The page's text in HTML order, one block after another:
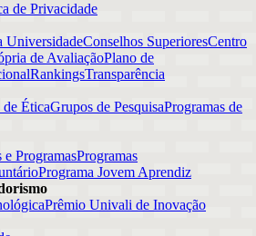
de Privacidade
UniversidadeConselhos SuperioresCentro
de AvaliaçãoPlano de
RankingsTransparência
ÉticaGrupos de PesquisaProgramas de
e ProgramasProgramas
Programa Jovem Aprendiz
Prêmio Univali de Inovação